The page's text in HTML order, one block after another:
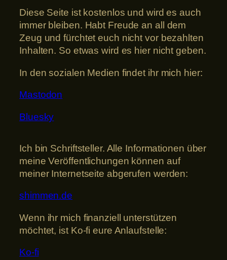
Diese Seite ist kostenlos und wird es auch
immer bleiben. Habt Freude an all dem
Zeug und fürchtet euch nicht vor bezahlten
Inhalten. So etwas wird es hier nicht geben.
In den sozialen Medien findet ihr mich hier:
Mastodon
Bluesky
Ich bin Schriftsteller. Alle Informationen über
meine Veröffentlichungen können auf
meiner Internetseite abgerufen werden:
shimmen.de
Wenn ihr mich finanziell unterstützen
möchtet, ist Ko-fi eure Anlaufstelle:
Ko-fi